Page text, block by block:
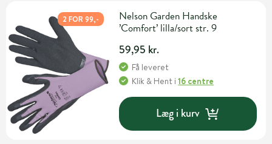
2 FOR 99,-
Nelson Garden Handske
’Comfort’ lilla/sort str. 9
59,95 kr.
Få leveret
Klik & Hent i16 centre
Læg i kurv